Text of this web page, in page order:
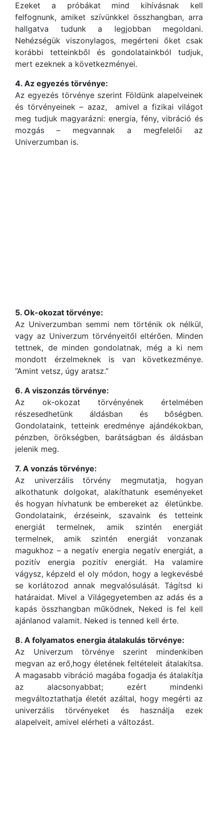
Ezeket a próbákat mind kihívásnak kell
felfognunk, amiket szívünkkel összhangban, arra
hallgatva tudunk a legjobban megoldani.
Nehézségük viszonylagos, megérteni őket csak
korábbi tetteinkből és gondolatainkból tudjuk,
mert ezeknek a következményei.
4. Az egyezés törvénye:
Az egyezés törvénye szerint Földünk alapelveinek
és törvényeinek – azaz, amivel a fizikai világot
meg tudjuk magyarázni: energia, fény, vibráció és
mozgás – megvannak a megfelelői az
Univerzumban is.
5. Ok-okozat törvénye:
Az Univerzumban semmi nem történik ok nélkül,
vagy az Univerzum törvényeitől eltérően. Minden
tettnek, de minden gondolatnak, még a ki nem
mondott érzelmeknek is van következménye.
”Amint vetsz, úgy aratsz.”
6. A viszonzás törvénye:
Az ok-okozat törvényének értelmében
részesedhetünk áldásban és bőségben.
Gondolataink, tetteink eredménye ajándékokban,
pénzben, örökségben, barátságban és áldásban
jelenik meg.
7. A vonzás törvénye:
Az univerzális törvény megmutatja, hogyan
alkothatunk dolgokat, alakíthatunk eseményeket
és hogyan hívhatunk be embereket az életünkbe.
Gondolataink, érzéseink, szavaink és tetteink
energiát termelnek, amik szintén energiát
termelnek, amik szintén energiát vonzanak
magukhoz – a negatív energia negatív energiát, a
pozitív energia pozitív energiát. Ha valamire
vágysz, képzeld el oly módon, hogy a legkevésbé
se korlátozod annak megvalósulását. Tágítsd ki
határaidat. Mivel a Világegyetemben az adás és a
kapás összhangban működnek, Neked is fel kell
ajánlanod valamit. Neked is tenned kell érte.
8. A folyamatos energia átalakulás törvénye:
Az Univerzum törvénye szerint mindenkiben
megvan az erő,hogy életének feltételeit átalakítsa.
A magasabb vibráció magába fogadja és átalakítja
az alacsonyabbat; ezért mindenki
megváltoztathatja életét azáltal, hogy megérti az
univerzális törvényeket és használja ezek
alapelveit, amivel elérheti a változást.